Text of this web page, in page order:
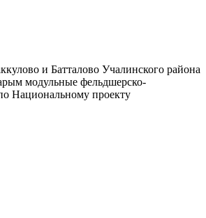
и Батталово Учалинского района
модульные фельдшерско-
Национальному проекту